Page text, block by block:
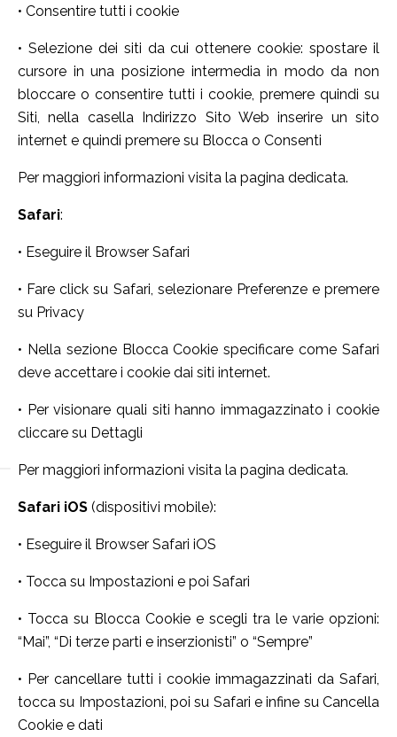
• Consentire tutti i cookie
• Selezione dei siti da cui ottenere cookie: spostare il
cursore in una posizione intermedia in modo da non
bloccare o consentire tutti i cookie, premere quindi su
Siti, nella casella Indirizzo Sito Web inserire un sito
internet e quindi premere su Blocca o Consenti
Per maggiori informazioni visita la pagina dedicata.
Safari:
• Eseguire il Browser Safari
• Fare click su Safari, selezionare Preferenze e premere
su Privacy
• Nella sezione Blocca Cookie specificare come Safari
deve accettare i cookie dai siti internet.
• Per visionare quali siti hanno immagazzinato i cookie
cliccare su Dettagli
Per maggiori informazioni visita la pagina dedicata.
Safari iOS (dispositivi mobile):
• Eseguire il Browser Safari iOS
• Tocca su Impostazioni e poi Safari
• Tocca su Blocca Cookie e scegli tra le varie opzioni:
“Mai”, “Di terze parti e inserzionisti” o “Sempre”
• Per cancellare tutti i cookie immagazzinati da Safari,
tocca su Impostazioni, poi su Safari e infine su Cancella
Cookie e dati